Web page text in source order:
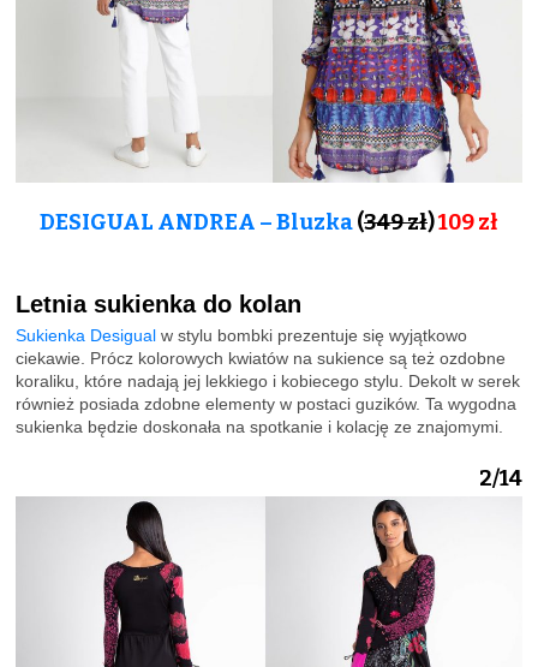
DESIGUAL ANDREA – Bluzka(349 zł)109zł
Letnia sukienka do kolan
Sukienka Desigual w stylu bombki prezentuje się wyjątkowo
ciekawie. Prócz kolorowych kwiatów na sukience są też ozdobne
koraliku, które nadają jej lekkiego i kobiecego stylu. Dekolt w serek
również posiada zdobne elementy w postaci guzików. Ta wygodna
sukienka będzie doskonała na spotkanie i kolację ze znajomymi.
2/14